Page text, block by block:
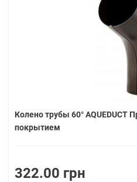
Колено трубы 60° AQUEDUCT
покрытием
322.00 грн